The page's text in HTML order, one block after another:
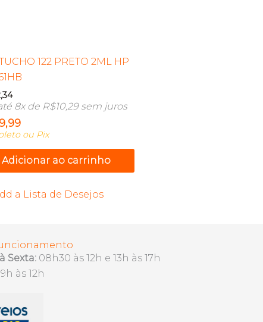
122 PRETO 2ML HP
8x de R$10,29sem juros
ou Pix
Adicionar ao carrinho
a Lista de Desejos
Sexta: 08h30 às 12h e 13h às 17h
às 12h